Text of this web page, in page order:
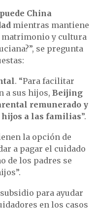
China
mientras mantiene
matrimonio y cultura
se pregunta
. “Para facilitar
a sus hijos, Beijing
remunerado y
a las familias”.
la opción de
a pagar el cuidado
de los padres se
para ayudar
en los casos